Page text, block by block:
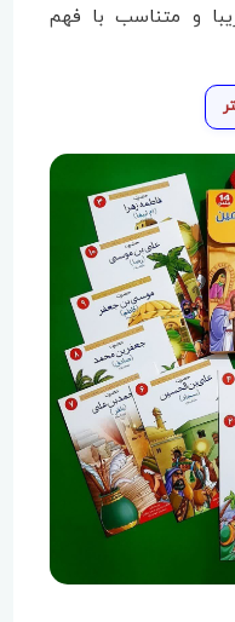
و متناسب با فهم